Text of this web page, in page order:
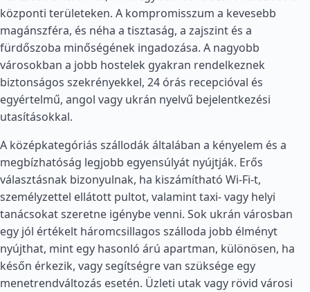
központi területeken. A kompromisszum a kevesebb
magánszféra, és néha a tisztaság, a zajszint és a
fürdőszoba minőségének ingadozása. A nagyobb
városokban a jobb hostelek gyakran rendelkeznek
biztonságos szekrényekkel, 24 órás recepcióval és
egyértelmű, angol vagy ukrán nyelvű bejelentkezési
utasításokkal.
A középkategóriás szállodák általában a kényelem és a
megbízhatóság legjobb egyensúlyát nyújtják. Erős
választásnak bizonyulnak, ha kiszámítható Wi-Fi-t,
személyzettel ellátott pultot, valamint taxi- vagy helyi
tanácsokat szeretne igénybe venni. Sok ukrán városban
egy jól értékelt háromcsillagos szálloda jobb élményt
nyújthat, mint egy hasonló árú apartman, különösen, ha
későn érkezik, vagy segítségre van szüksége egy
menetrendváltozás esetén. Üzleti utak vagy rövid városi